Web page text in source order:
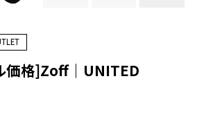
価格]Zoff｜UNITED